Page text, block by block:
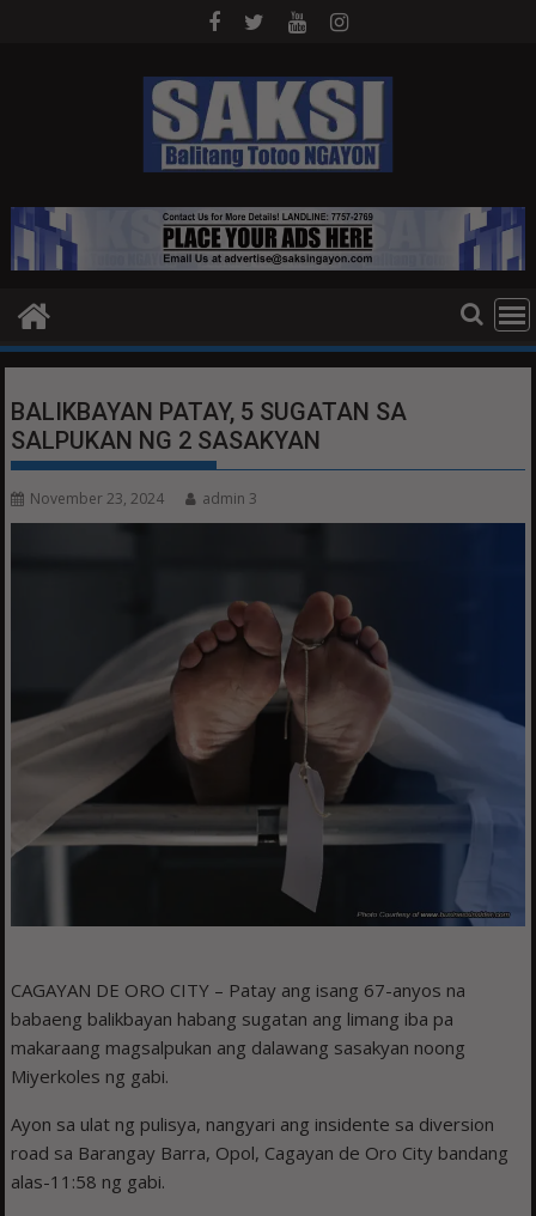
BALIKBAYAN PATAY, 5 SUGATAN SA
SALPUKAN NG 2 SASAKYAN
November 23, 2024 admin 3
CAGAYAN DE ORO CITY – Patay ang isang 67-anyos na
babaeng balikbayan habang sugatan ang limang iba pa
makaraang magsalpukan ang dalawang sasakyan noong
Miyerkoles ng gabi.
Ayon sa ulat ng pulisya, nangyari ang insidente sa diversion
road sa Barangay Barra, Opol, Cagayan de Oro City bandang
alas-11:58 ng gabi.